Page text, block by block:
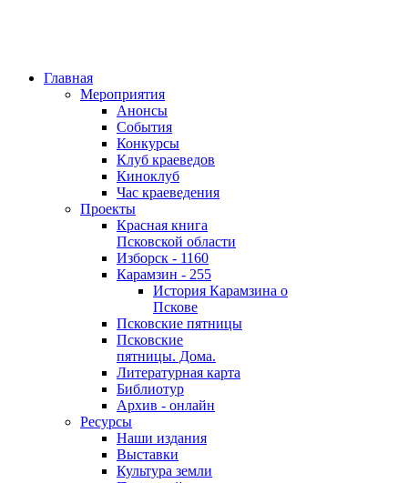
Главная
Мероприятия
Анонсы
События
Конкурсы
Клуб краеведов
Киноклуб
Час краеведения
Проекты
Красная книга
Псковской области
Изборск - 1160
Карамзин - 255
История Карамзина о
Пскове
Псковские пятницы
Псковские
пятницы. Дома.
Литературная карта
Библиотур
Архив - онлайн
Ресурсы
Наши издания
Выставки
Культура земли